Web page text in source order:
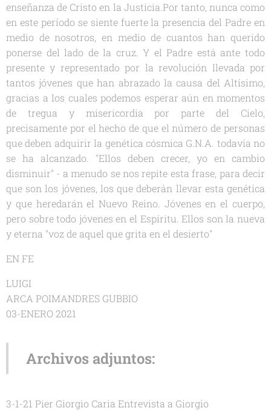
enseñanza de Cristo en la Justicia.Por tanto, nunca como
en este período se siente fuerte la presencia del Padre en
medio de nosotros, en medio de cuantos han querido
ponerse del lado de la cruz. Y el Padre está ante todo
presente y representado por la revolución llevada por
tantos jóvenes que han abrazado la causa del Altísimo,
gracias a los cuales podemos esperar aún en momentos
de tregua y misericordia por parte del Cielo,
precisamente por el hecho de que el número de personas
que deben adquirir la genética cósmica G.N.A. todavía no
se ha alcanzado. "Ellos deben crecer, yo en cambio
disminuir" - a menudo se nos repite esta frase, para decir
que son los jóvenes, los que deberán llevar esta genética
y que heredarán el Nuevo Reino. Jóvenes en el cuerpo,
pero sobre todo jóvenes en el Espíritu. Ellos son la nueva
y eterna "voz de aquel que grita en el desierto"
EN FE
LUIGI
ARCA POIMANDRES GUBBIO
03-ENERO 2021
Archivos adjuntos:
3-1-21 Pier Giorgio Caria Entrevista a Giorgio